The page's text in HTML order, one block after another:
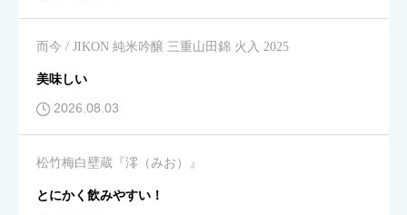
飲みやすさ 必須
星の数をお選びください
コスパ 必須
而今 / JIKON 純米吟醸 三重山田錦 火入 2025
美味しい
2026.08.03
松竹梅白壁蔵『澪（みお）』
とにかく飲みやすい！